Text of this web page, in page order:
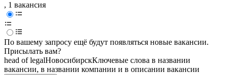
, 1 вакансия
По вашему запросу ещё будут появляться новые вакансии.
Присылать вам?
head of legalНовосибирскКлючевые слова в названии
вакансии, в названии компании и в описании вакансии